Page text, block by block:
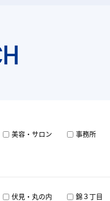
美容・サロン 事務所
伏見・丸の内 錦３丁目